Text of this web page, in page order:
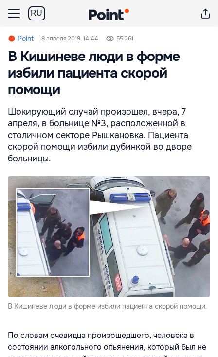
RU
Point 8 апреля 2019, 14:44 55 261
В Кишиневе люди в форме
избили пациента скорой
помощи
Шокирующий случай произошел, вчера, 7
апреля, в больнице №3, расположенной в
столичном секторе Рышкановка. Пациента
скорой помощи избили дубинкой во дворе
больницы.
В Кишиневе люди в форме избили пациента скорой помощи.
По словам очевидца произошедшего, человека в
состоянии алкогольного опьянения, который был не